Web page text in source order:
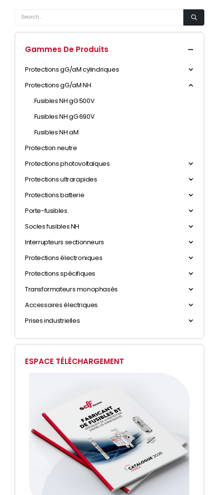
Gammes De Produits
Protections gG/aM cylindriques
Protections gG/aM NH
Fusibles NH gG 500V
Fusibles NH gG 690V
Fusibles NH aM
Protection neutre
Protections photovoltaïques
Protections ultrarapides
Protections batterie
Porte-fusibles
Socles fusibles NH
Interrupteurs sectionneurs
Protections électroniques
Protections spécifiques
Transformateurs monophasés
Accessoires électriques
Prises industrielles
ESPACE TÉLÉCHARGEMENT